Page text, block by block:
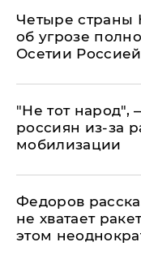
Четыре страны
об угрозе
Осетии Россией
​"Не тот народ",
россиян из-за
мобилизации
Федоров
не хватает
этом